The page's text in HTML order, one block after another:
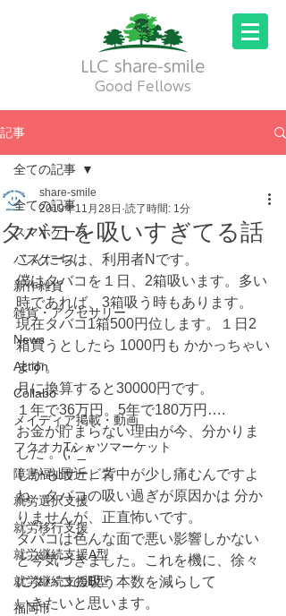
LLC share-smile
Good Fellows
記事
全ての記事
スマホケース
パスケース
新作雑貨
雑貨・アクセサリー
News
Action
Collabo
メイディア掲載・動画
フクオカTシャツマーケット
障害福祉サービス
就労選択支援
就労移行支援
就労継続支援A型
就労継続支援B型
福岡市
全ての記事
タバコを吸いすぎてる話
share-smile
2019年11月28日 読了時間: 1分
こんにちは、利用者Nです。
僕はタバコを１日、2箱吸います。多い
時であれば、3箱吸う時もあります。
現在タバコ1箱500円位します。１日2
箱買うとしたら 1000円も かかっちゃい
ます。
月に換算すると30000円です。
１年で36万円。5年で180万円….
お金が貯まらない理由が今、分かりま
した 。(;^_^
しかも最近、背中が少し痛むんですよ
ね。タバコの吸い過ぎが原因かは 分か
りませんが、正直怖いです。
タバコは色んな面で悪い影響しかない
と今気づきました。これを機に、徐々
にタバコの吸う本数を減らして
いきたいと思います。